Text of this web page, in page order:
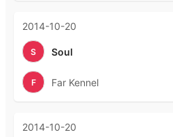
2014-10-20
S Soul
F Far Kennel
2014-10-20